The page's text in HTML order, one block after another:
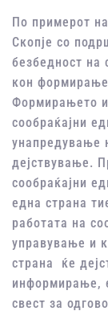
По примерот
Скопје со
безбедност на
кон
Формирањето
сообраќајни
унапредување
дејствување.
сообраќајни
една страна
работата на
управување и
страна ќе
информирање,
свест за